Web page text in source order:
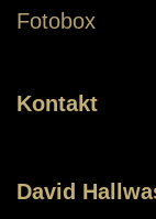
Fotobox
Kontakt
David